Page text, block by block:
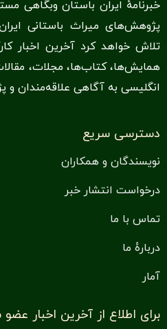
خبرنامهٔ ایران باستان وبگاهی
پژوهش‌های میراث باستانی
تلاش خواهد کرد آخرین اخبار
همایش‌ها، کتاب‌ها‌،‌ مجلات،
انگلیسی به آگاهی علاقه‌مندان و
دسترسی سریع
نویسندگان و همکاران
درخواست انتشار خبر
تماس با ما
دربارهٔ ما
آمار
برای اطلاع از آخرین اخبار